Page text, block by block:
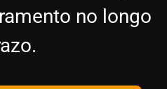
no longo